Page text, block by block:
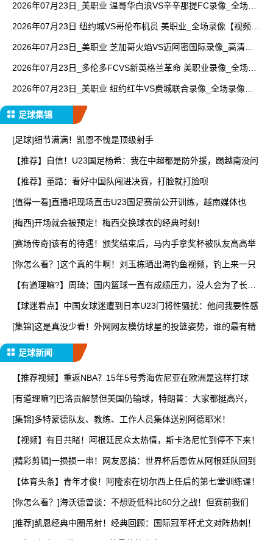
2026年07月23日_美职业 温哥华白浪VS辛辛那提FC录像_全场录
2026年07月23日 纽约城VS哥伦布机员 美职业_全场录像【视频集
2026年07月23日_美职业 芝加哥火焰VS迈阿密国际录像_高清录
2026年07月23日_多伦多FCVS新英格兰革命 美职业录像_全场录
2026年07月23日_美职业 纽约红牛VS费城联合录像_全场录像
足球集锦
[足球]细节满满！凯恩不愧是顶级射手
【推荐】自信！U23国足杨希：我在中超都是防外援，踢越南没问
【推荐】董路：看好中国队闯进决赛，打脸就打脸呗
[值得一看]直播吧现场直击U23国足赛前公开训练，越南媒体也
[梅西]开场就会被预定！梅西交换球衣的经典时刻！
[赛场传奇]该有的待遇！颁奖结束后，马内手拿奖杯被队友高高举
[你怎么看？]这个真的牛啊！刘玉栋晒出海钓鱼视频，钓上来一只
【有道理嘛?】周琦：国内篮球一直有成绩压力，没人会为了长远
【球迷看点】中国女球迷遭到日本U23门将性骚扰：他问我要性感
[集锦]这是真没少看！外网网友模仿球星的投篮姿势，谁的最有精
足球新闻
【推荐视频】重返NBA？15年5号秀海佐尼亚在欧洲是这样打球
[有道理嘛?]巴洛贡解禁但美国仍输球，特朗普：大家都挺高兴，
[集锦]多特蒙德队友、教练、工作人员集体送别阿德耶米！
【视频】有目共睹！阿根廷民众太热情，斯卡洛尼忙到停不下来！
[精彩剪辑]一损损一串！网友恶搞：世界杯后恩佐从阿根廷队回到
【体育头条】青年才俊！阿隆索在切尔西上任后的第七堂训练课！
[你怎么看？]海沃德曾谈：不想贬低科比60分之战！但赛前我们
[推荐]凯恩经典中圈吊射！经典回顾：国际冠军杯尤文对阵热刺！